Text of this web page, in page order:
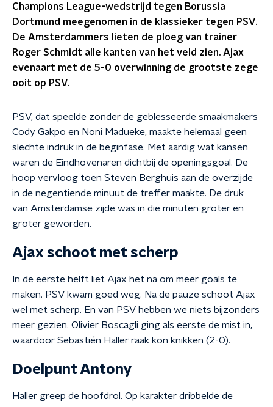
Champions League-wedstrijd tegen Borussia
Dortmund meegenomen in de klassieker tegen PSV.
De Amsterdammers lieten de ploeg van trainer
Roger Schmidt alle kanten van het veld zien. Ajax
evenaart met de 5-0 overwinning de grootste zege
ooit op PSV.
PSV, dat speelde zonder de geblesseerde smaakmakers
Cody Gakpo en Noni Madueke, maakte helemaal geen
slechte indruk in de beginfase. Met aardig wat kansen
waren de Eindhovenaren dichtbij de openingsgoal. De
hoop vervloog toen Steven Berghuis aan de overzijde
in de negentiende minuut de treffer maakte. De druk
van Amsterdamse zijde was in die minuten groter en
groter geworden.
Ajax schoot met scherp
In de eerste helft liet Ajax het na om meer goals te
maken. PSV kwam goed weg. Na de pauze schoot Ajax
wel met scherp. En van PSV hebben we niets bijzonders
meer gezien. Olivier Boscagli ging als eerste de mist in,
waardoor Sebastién Haller raak kon knikken (2-0).
Doelpunt Antony
Haller greep de hoofdrol. Op karakter dribbelde de